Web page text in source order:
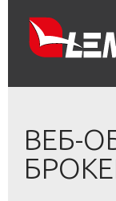
ВЕБ-